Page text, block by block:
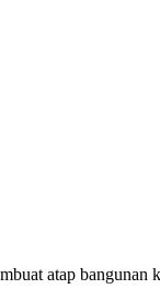
atap